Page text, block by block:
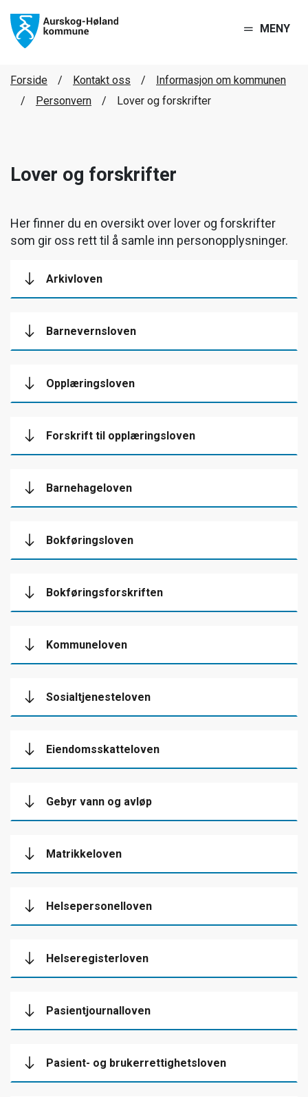
MENY
Forside Kontakt oss
Informasjon om kommunen
Personvern
Lover og forskrifter
Lover og forskrifter
Her finner du en oversikt over lover og forskrifter
som gir oss rett til å samle inn personopplysninger.
Arkivloven
Barnevernsloven
Opplæringsloven
Forskrift til opplæringsloven
Barnehageloven
Bokføringsloven
Bokføringsforskriften
Kommuneloven
Sosialtjenesteloven
Eiendomsskatteloven
Gebyr vann og avløp
Matrikkeloven
Helsepersonelloven
Helseregisterloven
Pasientjournalloven
Pasient- og brukerrettighetsloven